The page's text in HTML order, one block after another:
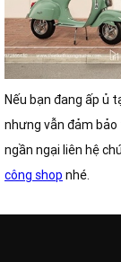
Nếu bạn đang ấp ủ
nhưng vẫn đảm
ngần ngại liên hệ
công shop nhé.